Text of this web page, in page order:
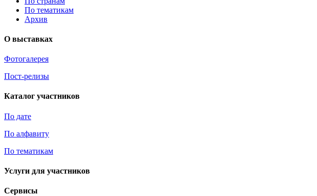
По тематикам
Архив
О выставках
Фотогалерея
Пост-релизы
Каталог участников
По дате
По алфавиту
По тематикам
Услуги для участников
Сервисы